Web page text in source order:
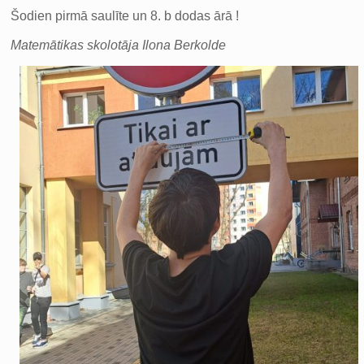
Šodien pirmā saulīte un 8. b dodas ārā !
Matemātikas skolotāja Ilona Berkolde